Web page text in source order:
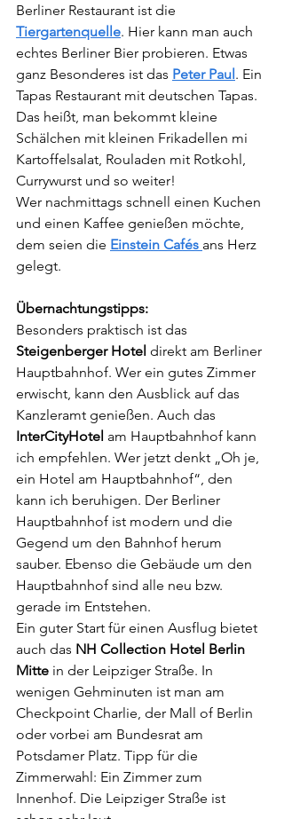
Berliner Restaurant ist die
Tiergartenquelle. Hier kann man auch
echtes Berliner Bier probieren. Etwas
ganz Besonderes ist das Peter Paul. Ein
Tapas Restaurant mit deutschen Tapas.
Das heißt, man bekommt kleine
Schälchen mit kleinen Frikadellen mi
Kartoffelsalat, Rouladen mit Rotkohl,
Currywurst und so weiter!
Wer nachmittags schnell einen Kuchen
und einen Kaffee genießen möchte,
dem seien die Einstein Cafés ans Herz
gelegt.
Übernachtungstipps:
Besonders praktisch ist das
Steigenberger Hotel direkt am Berliner
Hauptbahnhof. Wer ein gutes Zimmer
erwischt, kann den Ausblick auf das
Kanzleramt genießen. Auch das
InterCityHotel am Hauptbahnhof kann
ich empfehlen. Wer jetzt denkt „Oh je,
ein Hotel am Hauptbahnhof“, den
kann ich beruhigen. Der Berliner
Hauptbahnhof ist modern und die
Gegend um den Bahnhof herum
sauber. Ebenso die Gebäude um den
Hauptbahnhof sind alle neu bzw.
gerade im Entstehen.
Ein guter Start für einen Ausflug bietet
auch das NH Collection Hotel Berlin
Mitte in der Leipziger Straße. In
wenigen Gehminuten ist man am
Checkpoint Charlie, der Mall of Berlin
oder vorbei am Bundesrat am
Potsdamer Platz. Tipp für die
Zimmerwahl: Ein Zimmer zum
Innenhof. Die Leipziger Straße ist